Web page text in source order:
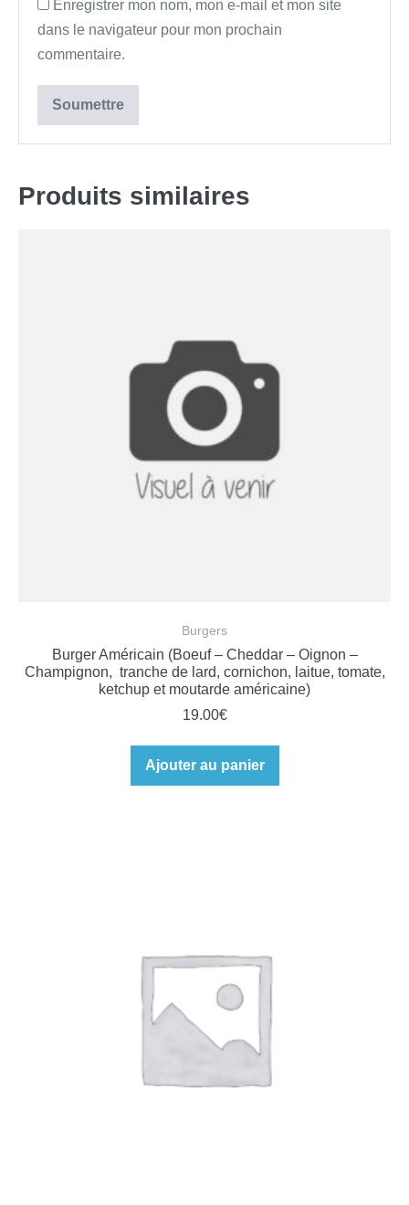
Enregistrer mon nom, mon e-mail et mon site
dans le navigateur pour mon prochain
commentaire.
Produits similaires
Burgers
Burger Américain (Boeuf – Cheddar – Oignon –
Champignon, tranche de lard, cornichon, laitue, tomate,
ketchup et moutarde américaine)
19.00€
Ajouter au panier